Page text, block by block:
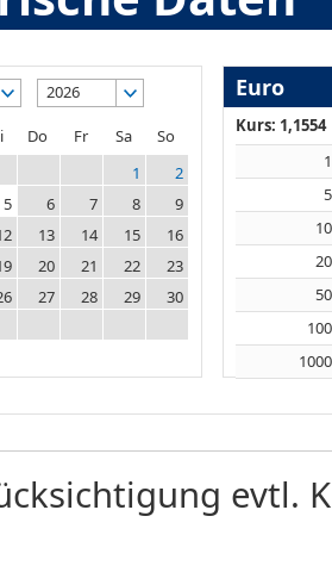
2026
Do Fr Sa
So
1
2
5 6 7 8
9
13 14 15
16
20 21 22
23
27 28 29
30
Euro
Kurs:
evtl.